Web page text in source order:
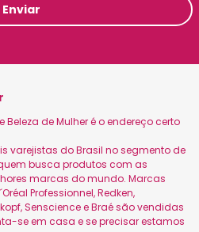
Enviar
de Mulher é o endereço certo
varejistas do Brasil no segmento de
busca produtos com as
marcas do mundo. Marcas
Professionnel, Redken,
Senscience e Braé são vendidas
se em casa e se precisar estamos